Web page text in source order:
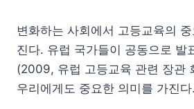
변화하는 사회에서 고등교육의
진다. 유럽 국가들이 공동으로 발
(2009, 유럽 고등교육 관련 장관
우리에게도 중요한 의미를 가진다.